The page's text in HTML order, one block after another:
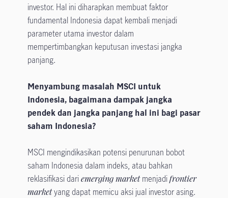
investor. Hal ini diharapkan membuat faktor
fundamental Indonesia dapat kembali menjadi
parameter utama investor dalam
mempertimbangkan keputusan investasi jangka
panjang.
Menyambung masalah MSCI untuk
Indonesia, bagaimana dampak jangka
pendek dan jangka panjang hal ini bagi pasar
saham Indonesia?
MSCI mengindikasikan potensi penurunan bobot
saham Indonesia dalam indeks, atau bahkan
reklasifikasi dariemerging marketmenjadifrontier
marketyang dapat memicu aksi jual investor asing.